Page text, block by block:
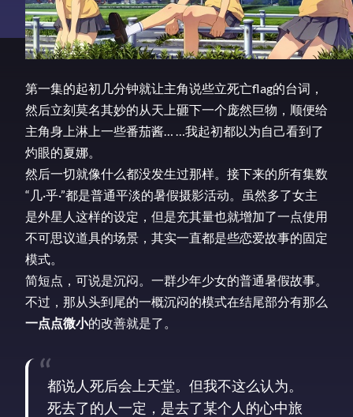
第一集的起初几分钟就让主角说些立死亡flag的台词，
然后立刻莫名其妙的从天上砸下一个庞然巨物，顺便给
主角身上淋上一些番茄酱… …我起初都以为自己看到了
灼眼的夏娜。
然后一切就像什么都没发生过那样。接下来的所有集数
“几·乎·”都是普通平淡的暑假摄影活动。虽然多了女主
是外星人这样的设定，但是充其量也就增加了一点使用
不可思议道具的场景，其实一直都是些恋爱故事的固定
模式。
简短点，可说是沉闷。一群少年少女的普通暑假故事。
不过，那从头到尾的一概沉闷的模式在结尾部分有那么
一点点微小的改善就是了。
都说人死后会上天堂。但我不这么认为。
死去了的人一定，是去了某个人的心中旅